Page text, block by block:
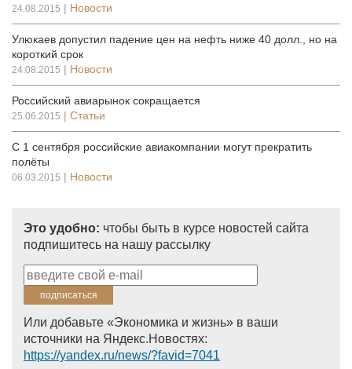
24.08.2015 | Новости
Улюкаев допустил падение цен на нефть ниже 40 долл., но на
короткий срок
24.08.2015 | Новости
Российский авиарынок сокращается
25.06.2015 | Статьи
С 1 сентября российские авиакомпании могут прекратить
полёты
06.03.2015 | Новости
Это удобно: чтобы быть в курсе новостей сайта
подпишитесь на нашу рассылку
Или добавьте «Экономика и жизнь» в ваши
источники на Яндекс.Новостях:
https://yandex.ru/news/?favid=7041